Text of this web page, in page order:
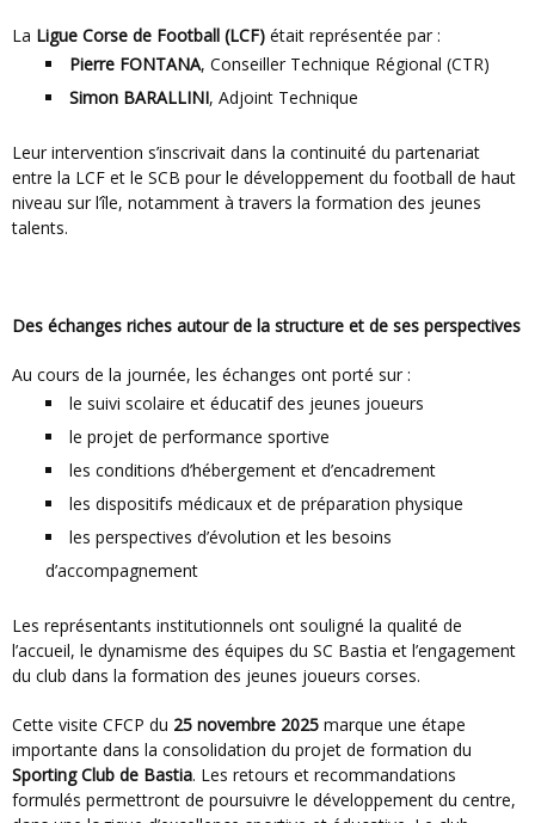
La Ligue Corse de Football (LCF) était représentée par :
Pierre FONTANA, Conseiller Technique Régional (CTR)
Simon BARALLINI, Adjoint Technique
Leur intervention s’inscrivait dans la continuité du partenariat
entre la LCF et le SCB pour le développement du football de haut
niveau sur l’île, notamment à travers la formation des jeunes
talents.
Des échanges riches autour de la structure et de ses perspectives
Au cours de la journée, les échanges ont porté sur :
le suivi scolaire et éducatif des jeunes joueurs
le projet de performance sportive
les conditions d’hébergement et d’encadrement
les dispositifs médicaux et de préparation physique
les perspectives d’évolution et les besoins
d’accompagnement
Les représentants institutionnels ont souligné la qualité de
l’accueil, le dynamisme des équipes du SC Bastia et l’engagement
du club dans la formation des jeunes joueurs corses.
Cette visite CFCP du 25 novembre 2025 marque une étape
importante dans la consolidation du projet de formation du
Sporting Club de Bastia. Les retours et recommandations
formulés permettront de poursuivre le développement du centre,